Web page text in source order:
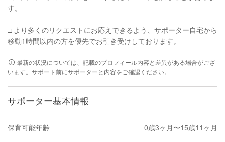
す。
□︎ より多くのリクエストにお応えできるよう、サポーター自宅から
移動1時間以内の方を優先でお引き受けしております。
最新の状況については、記載のプロフィール内容と差異がある場合がござ
います。サポート前にサポーターと内容をご確認ください。
サポーター基本情報
保育可能年齢
0歳3ヶ月〜15歳11ヶ月